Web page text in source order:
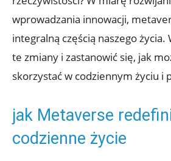
wprowadzania innowacji,
integralną częścią naszego
te zmiany i zastanowić się, jak
skorzystać w codziennym życiu i
jak Metaverse
codzienne życie